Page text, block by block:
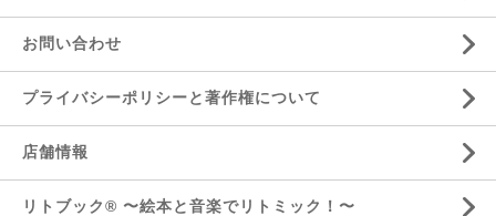
お問い合わせ
プライバシーポリシーと著作権について
店舗情報
リトブック®️ 〜絵本と音楽でリトミック！〜